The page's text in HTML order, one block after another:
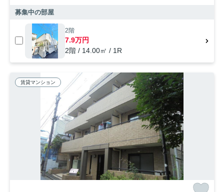
募集中の部屋
2階
7.9万円
2階 / 14.00㎡ / 1R
賃貸マンション